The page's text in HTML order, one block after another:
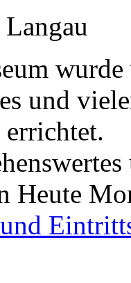
und
errichtet.
Heute